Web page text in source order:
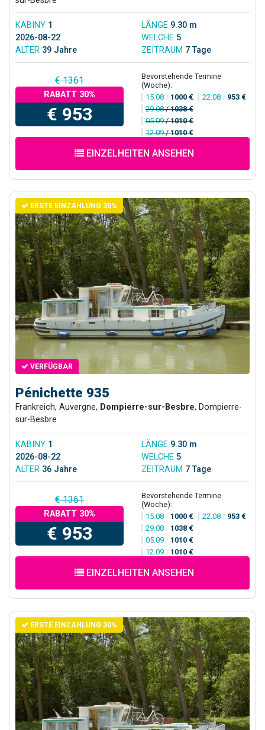
KABINY 1 LÄNGE 9.30 m
2026-08-22
WELCHE 5
ALTER 39 Jahre ZEITRAUM 7 Tage
€ 1361
RABATT 30%
€ 953
Bevorstehende Termine
(Woche):
15.08 / 1000 € 22.08 / 953 €
29.08/1038 €
05.09/1010 €
12.09/1010 €
EINZELHEITEN ANSEHEN
ERSTE EINZAHLUNG 30%
VERFÜGBAR
Pénichette 935
Frankreich, Auvergne, Dompierre-sur-Besbre, Dompierre-
sur-Besbre
KABINY 1 LÄNGE 9.30 m
2026-08-22
WELCHE 5
ALTER 36 Jahre ZEITRAUM 7 Tage
€ 1361
RABATT 30%
€ 953
Bevorstehende Termine
(Woche):
15.08 / 1000 € 22.08 / 953 €
29.08 / 1038 €
05.09 / 1010 €
12.09 / 1010 €
EINZELHEITEN ANSEHEN
ERSTE EINZAHLUNG 30%